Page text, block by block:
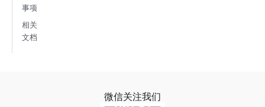
事项
相关
文档
微信关注我们